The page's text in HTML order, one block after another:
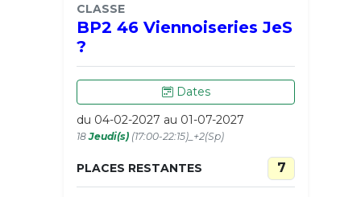
CLASSE
BP2 46 Viennoiseries JeS
?
Dates
du 04-02-2027 au 01-07-2027
18Jeudi(s) (17:00-22:15)_+2(Sp)
PLACES RESTANTES 7